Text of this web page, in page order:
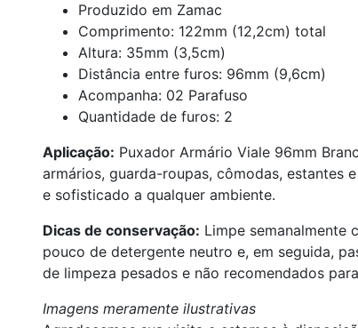
Produzido em Zamac
Comprimento: 122mm (12,2cm) total
Altura: 35mm (3,5cm)
Distância entre furos: 96mm (9,6cm)
Acompanha: 02 Parafuso
Quantidade de furos: 2
Aplicação: Puxador Armário Viale 96mm
armários, guarda-roupas, cômodas, estantes
e sofisticado a qualquer ambiente.
Dicas de conservação: Limpe semanalmente
pouco de detergente neutro e, em seguida,
de limpeza pesados e não recomendados
Imagens meramente ilustrativas